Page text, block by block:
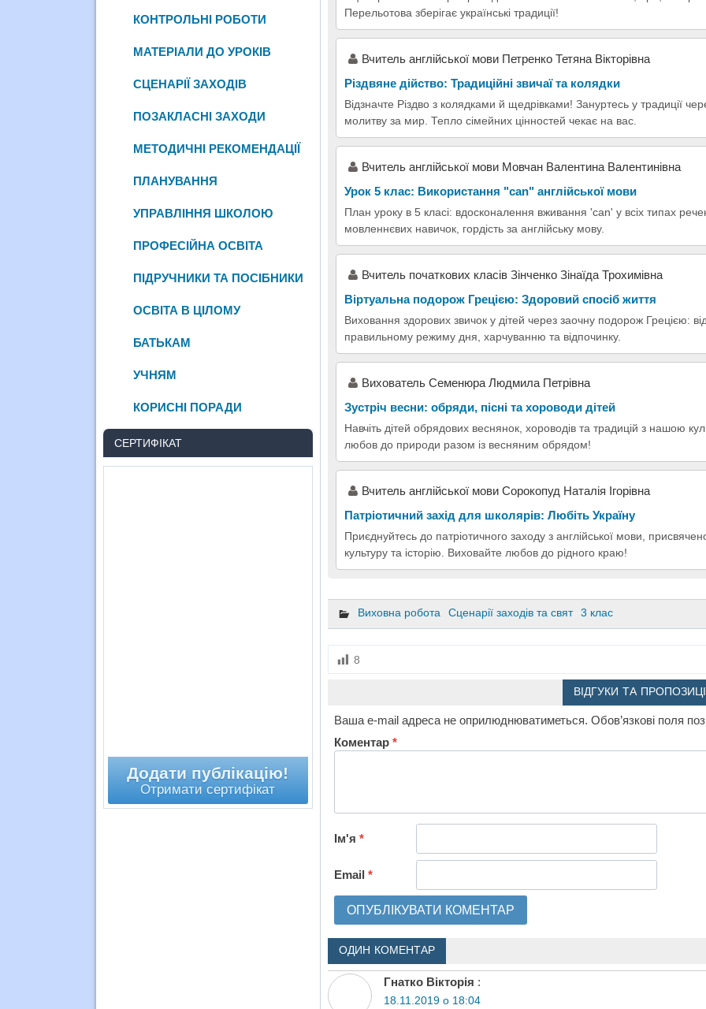
Перельотова зберігає українські традиції!
Вчитель англійської мови Петренко Тетяна Вікторівна
Різдвяне дійство: Традиційні звичаї та колядки
Відзначте Різдво з колядками й щедрівками! Зануртесь у традиції
молитву за мир. Тепло сімейних цінностей чекає на вас.
Вчитель англійської мови Мовчан Валентина Валентинівна
Урок 5 клас: Використання "can" англійської мови
План уроку в 5 класі: вдосконалення вживання 'can' у всіх типах
мовленнєвих навичок, гордість за англійську мову.
Вчитель початкових класів Зінченко Зінаїда Трохимівна
Віртуальна подорож Грецією: Здоровий спосіб життя
Виховання здорових звичок у дітей через заочну подорож Грецією:
правильному режиму дня, харчуванню та відпочинку.
Вихователь Семенюра Людмила Петрівна
Зустріч весни: обряди, пісні та хороводи дітей
Навчіть дітей обрядових веснянок, хороводів та традицій з нашою
любов до природи разом із весняним обрядом!
Вчитель англійської мови Сорокопуд Наталія Ігорівна
Патріотичний захід для школярів: Любіть Україну
Приєднуйтесь до патріотичного заходу з англійської мови,
культуру та історію. Виховайте любов до рідного краю!
Виховна робота Сценарії заходів та свят 3 клас
8
ВІДГУКИ ТА
Ваша e-mail адреса не оприлюднюватиметься. Обов’язкові поля
Коментар *
Ім'я *
Email *
ОДИН КОМЕНТАР
Гнатко Вікторія :
18.11.2019 о 18:04
КОНТРОЛЬНІ РОБОТИ
МАТЕРІАЛИ ДО УРОКІВ
СЦЕНАРІЇ ЗАХОДІВ
ПОЗАКЛАСНІ ЗАХОДИ
МЕТОДИЧНІ РЕКОМЕНДАЦІЇ
ПЛАНУВАННЯ
УПРАВЛІННЯ ШКОЛОЮ
ПРОФЕСІЙНА ОСВІТА
ПІДРУЧНИКИ ТА ПОСІБНИКИ
ОСВІТА В ЦІЛОМУ
БАТЬКАМ
УЧНЯМ
КОРИСНІ ПОРАДИ
СЕРТИФІКАТ
Додати публікацію!
Отримати сертифікат